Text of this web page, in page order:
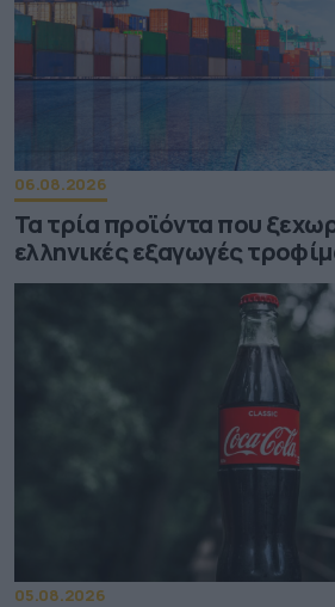
06.08.2026
Τα τρία προϊόντα που
ελληνικές εξαγωγές
05.08.2026